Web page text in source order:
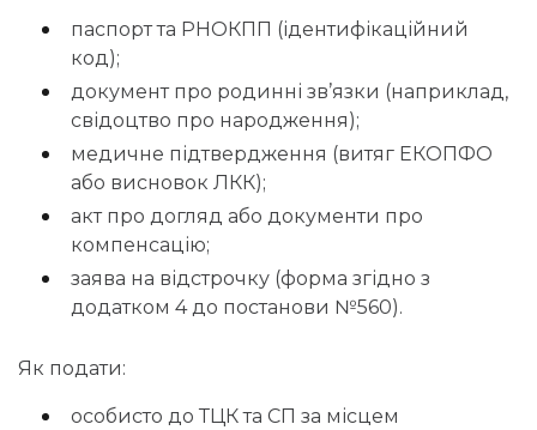
паспорт та РНОКПП (ідентифікаційний
код);
документ про родинні зв’язки (наприклад,
свідоцтво про народження);
медичне підтвердження (витяг ЕКОПФО
або висновок ЛКК);
акт про догляд або документи про
компенсацію;
заява на відстрочку (форма згідно з
додатком 4 до постанови №560).
Як подати:
особисто до ТЦК та СП за місцем